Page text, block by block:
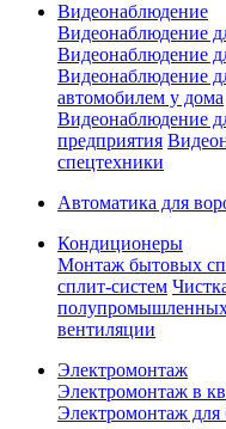
Видеонаблюдение
Видеонаблюдение
Видеонаблюдение
Видеонаблюдение
автомобилем у дома
Видеонаблюдение
предприятия
спецтехники
Автоматика для
Кондиционеры
Монтаж бытовых
сплит-систем
вентиляции
Электромонтаж
Электромонтаж в
Электромонтаж для